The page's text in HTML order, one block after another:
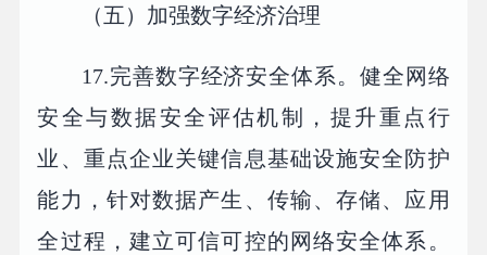
（五）加强数字经济治理
17.完善数字经济安全体系。健全网络
安全与数据安全评估机制，提升重点行
业、重点企业关键信息基础设施安全防护
能力，针对数据产生、传输、存储、应用
全过程，建立可信可控的网络安全体系。